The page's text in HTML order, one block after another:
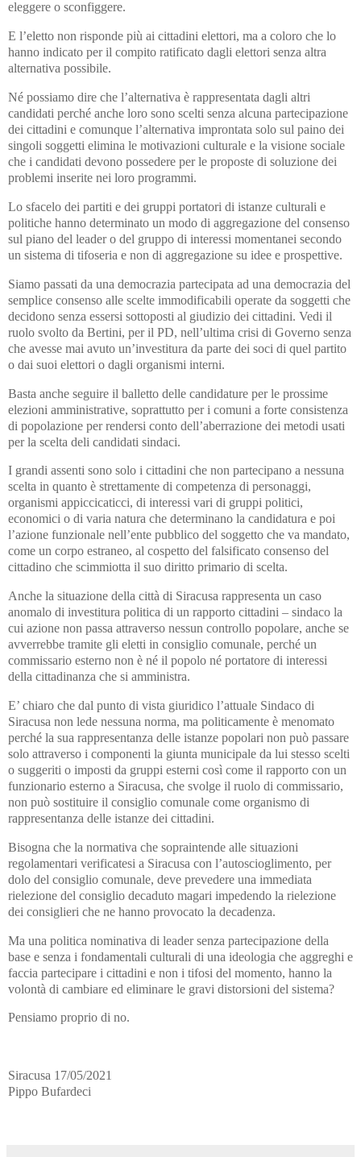
eleggere o sconfiggere.
E l’eletto non risponde più ai cittadini elettori, ma a coloro che lo
hanno indicato per il compito ratificato dagli elettori senza altra
alternativa possibile.
Né possiamo dire che l’alternativa è rappresentata dagli altri
candidati perché anche loro sono scelti senza alcuna partecipazione
dei cittadini e comunque l’alternativa improntata solo sul paino dei
singoli soggetti elimina le motivazioni culturale e la visione sociale
che i candidati devono possedere per le proposte di soluzione dei
problemi inserite nei loro programmi.
Lo sfacelo dei partiti e dei gruppi portatori di istanze culturali e
politiche hanno determinato un modo di aggregazione del consenso
sul piano del leader o del gruppo di interessi momentanei secondo
un sistema di tifoseria e non di aggregazione su idee e prospettive.
Siamo passati da una democrazia partecipata ad una democrazia del
semplice consenso alle scelte immodificabili operate da soggetti che
decidono senza essersi sottoposti al giudizio dei cittadini. Vedi il
ruolo svolto da Bertini, per il PD, nell’ultima crisi di Governo senza
che avesse mai avuto un’investitura da parte dei soci di quel partito
o dai suoi elettori o dagli organismi interni.
Basta anche seguire il balletto delle candidature per le prossime
elezioni amministrative, soprattutto per i comuni a forte consistenza
di popolazione per rendersi conto dell’aberrazione dei metodi usati
per la scelta deli candidati sindaci.
I grandi assenti sono solo i cittadini che non partecipano a nessuna
scelta in quanto è strettamente di competenza di personaggi,
organismi appiccicaticci, di interessi vari di gruppi politici,
economici o di varia natura che determinano la candidatura e poi
l’azione funzionale nell’ente pubblico del soggetto che va mandato,
come un corpo estraneo, al cospetto del falsificato consenso del
cittadino che scimmiotta il suo diritto primario di scelta.
Anche la situazione della città di Siracusa rappresenta un caso
anomalo di investitura politica di un rapporto cittadini – sindaco la
cui azione non passa attraverso nessun controllo popolare, anche se
avverrebbe tramite gli eletti in consiglio comunale, perché un
commissario esterno non è né il popolo né portatore di interessi
della cittadinanza che si amministra.
E’ chiaro che dal punto di vista giuridico l’attuale Sindaco di
Siracusa non lede nessuna norma, ma politicamente è menomato
perché la sua rappresentanza delle istanze popolari non può passare
solo attraverso i componenti la giunta municipale da lui stesso scelti
o suggeriti o imposti da gruppi esterni così come il rapporto con un
funzionario esterno a Siracusa, che svolge il ruolo di commissario,
non può sostituire il consiglio comunale come organismo di
rappresentanza delle istanze dei cittadini.
Bisogna che la normativa che sopraintende alle situazioni
regolamentari verificatesi a Siracusa con l’autoscioglimento, per
dolo del consiglio comunale, deve prevedere una immediata
rielezione del consiglio decaduto magari impedendo la rielezione
dei consiglieri che ne hanno provocato la decadenza.
Ma una politica nominativa di leader senza partecipazione della
base e senza i fondamentali culturali di una ideologia che aggreghi e
faccia partecipare i cittadini e non i tifosi del momento, hanno la
volontà di cambiare ed eliminare le gravi distorsioni del sistema?
Pensiamo proprio di no.
Siracusa 17/05/2021
Pippo Bufardeci